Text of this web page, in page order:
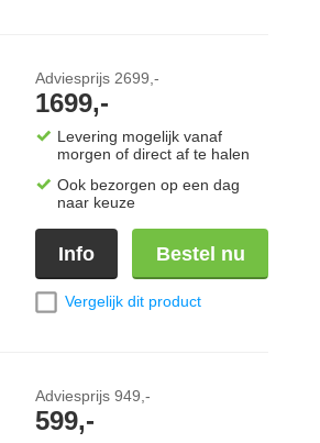
Adviesprijs 2699,-
1699,-
Levering mogelijk vanaf
morgen of direct af te halen
Ook bezorgen op een dag
naar keuze
Info Bestel nu
Vergelijk dit product
Adviesprijs 949,-
599,-